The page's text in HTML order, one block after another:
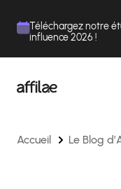
Téléchargez notre
influence 2026 !
Accueil Le Blog